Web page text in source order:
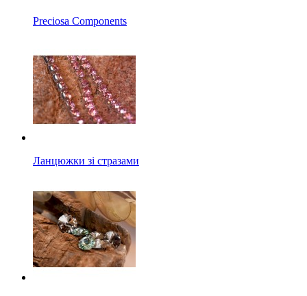
Preciosa Components
Ланцюжки зі стразами